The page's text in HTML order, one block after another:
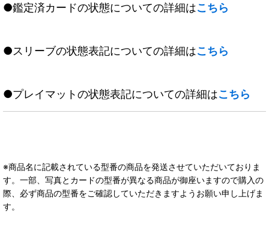
●鑑定済カードの状態についての詳細はこちら
●スリーブの状態表記についての詳細はこちら
●プレイマットの状態表記についての詳細はこちら
※商品名に記載されている型番の商品を発送させていただいておりま
す。一部、写真とカードの型番が異なる商品が御座いますので購入の
際、必ず商品の型番をご確認していただきますようお願い申し上げま
す。